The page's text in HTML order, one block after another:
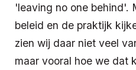
'leaving no one behind'.
beleid en de praktijk
zien wij daar niet veel
maar vooral hoe we dat